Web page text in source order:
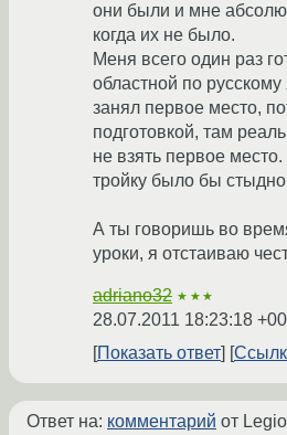
они были и мне
когда их не было.
Меня всего один раз
областной по русскому
занял первое место,
подготовкой, там
не взять первое
тройку было бы
А ты говоришь во
уроки, я отстаиваю
adriano32 ★★★
28.07.2011 18:23:18
Показать ответ
Ответ на: комментарий от